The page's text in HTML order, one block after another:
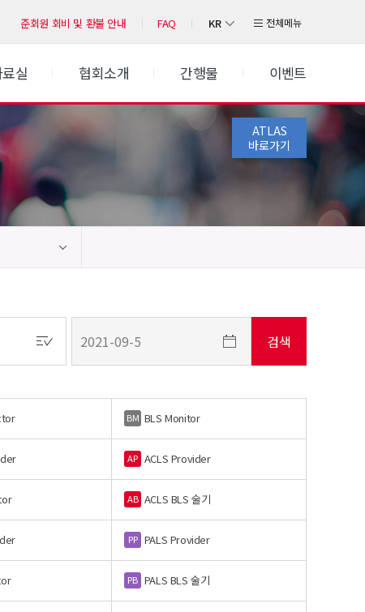
준회원 회비 및 환불 안내 FAQ KR 전체메뉴
실 협회소개 간행물 이벤트
ATLAS
바로가기
BM BLS Monitor
AP ACLS Provider
AB ACLS BLS 술기
PP PALS Provider
PB PALS BLS 술기